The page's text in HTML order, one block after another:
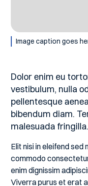
Image caption goes
Dolor enim eu
vestibulum, nulla
pellentesque
bibendum diam.
malesuada fringilla.
Elit nisi in eleifend sed
commodo
enim dignissim
Viverra purus et erat